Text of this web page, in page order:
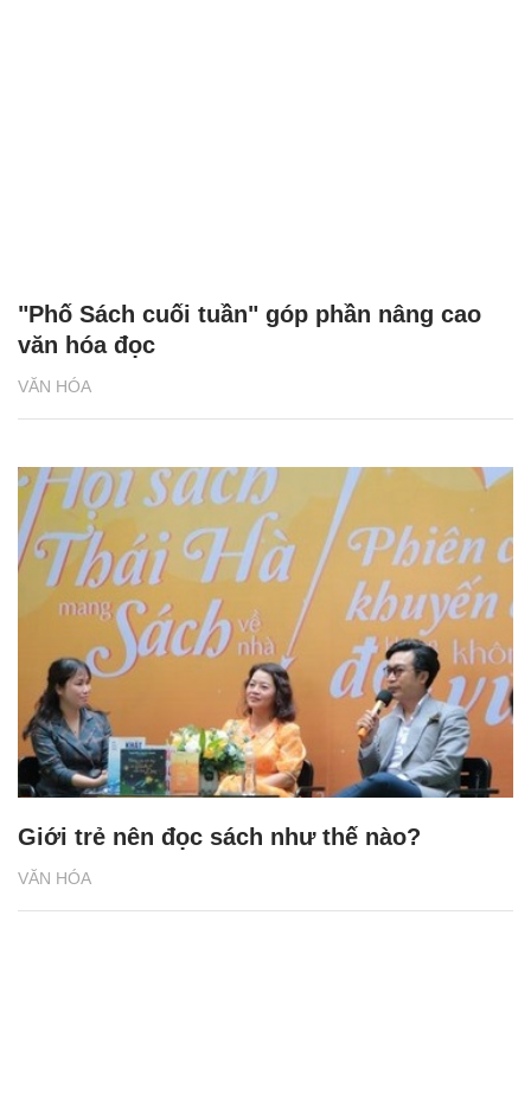
VĂN HÓA
"Phố Sách cuối tuần" góp phần nâng cao
văn hóa đọc
VĂN HÓA
Giới trẻ nên đọc sách như thế nào?